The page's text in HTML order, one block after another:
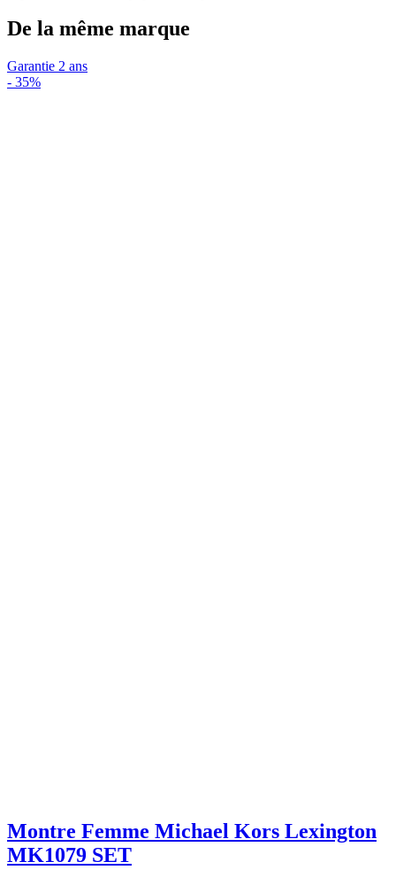
De la même marque
Garantie 2 ans
- 35%
Montre Femme Michael Kors Lexington
MK1079 SET